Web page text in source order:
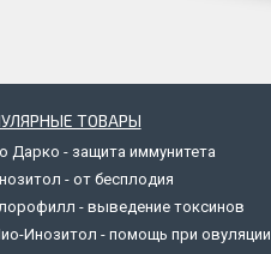
ТОВАРЫ
Дарко - защита иммунитета
- от бесплодия
- выведение токсинов
Инозитол - помощь при овуляции